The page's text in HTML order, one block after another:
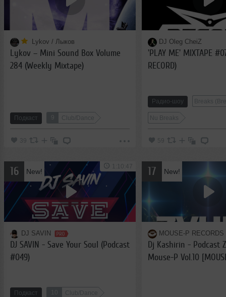
Lykov / Лыков
Lykov – Mini Sound Box Volume
284 (Weekly Mixtape)
Подкаст 9 Club/Dance
39
DJ Oleg CheiZ
'PLAY ME' MIXTAPE
RECORD)
Радио-шоу Breaks
Nu Breaks
59
16 New!
DJ SAVIN
DJ SAVIN - Save Your Soul (Podcast
#049)
Подкаст 10 Club/Dance
1:10:47 17 New!
MOUSE-P RECORDS
Dj Kashirin - Podcast
Mouse-P Vol.10